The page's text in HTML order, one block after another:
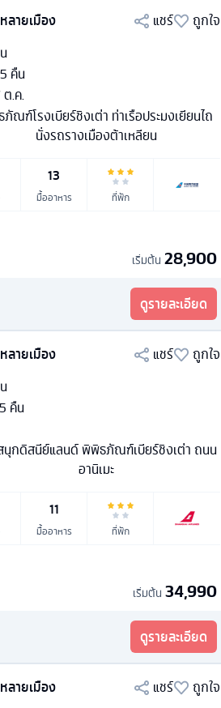
ลายเมือง แชร์
ถูกใจ
5 คืน
.ค.
ณฑ์โรงเบียร์ชิงเต่า ท่าเรือประมงเยียนไถ
นั่งรถรางเมืองต้าเหลียน
13
มื้ออาหาร ที่พัก
เริ่มต้น 28,900
ดูรายละเอียด
ลายเมือง แชร์
ถูกใจ
5 คืน
นุกดิสนีย์แลนด์ พิพิธภัณฑ์เบียร์ชิงเต่า ถนน
อานิเมะ
11
มื้ออาหาร ที่พัก
เริ่มต้น 34,990
ดูรายละเอียด
ลายเมือง แชร์
ถูกใจ